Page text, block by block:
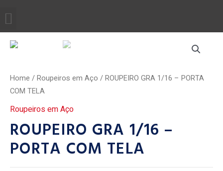
o
conteúdo
Menu
Home /Roupeiros em Aço / ROUPEIRO GRA 1/16 – PORTA
COM TELA
Roupeiros em Aço
ROUPEIRO GRA 1/16 –
PORTA COM TELA